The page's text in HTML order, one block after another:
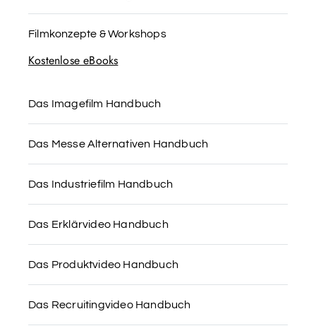
Filmkonzepte & Workshops
Kostenlose eBooks
Das Imagefilm Handbuch
Das Messe Alternativen Handbuch
Das Industriefilm Handbuch
Das Erklärvideo Handbuch
Das Produktvideo Handbuch
Das Recruitingvideo Handbuch